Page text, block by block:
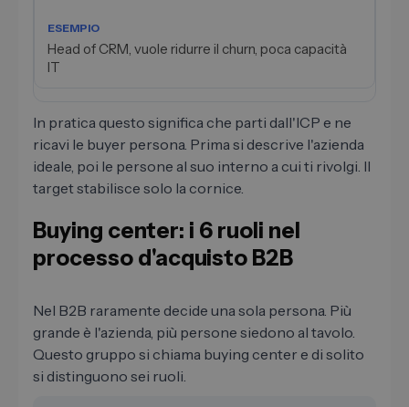
Head of CRM, vuole ridurre il churn, poca capacità
IT
In pratica questo significa che parti dall'ICP e ne
ricavi le buyer persona. Prima si descrive l'azienda
ideale, poi le persone al suo interno a cui ti rivolgi. Il
target stabilisce solo la cornice.
Buying center: i 6 ruoli nel
processo d'acquisto B2B
Nel B2B raramente decide una sola persona. Più
grande è l'azienda, più persone siedono al tavolo.
Questo gruppo si chiama buying center e di solito
si distinguono sei ruoli.